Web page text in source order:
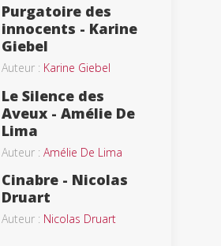
Purgatoire des
innocents - Karine
Giebel
Auteur : Karine Giebel
Le Silence des
Aveux - Amélie De
Lima
Auteur : Amélie De Lima
Cinabre - Nicolas
Druart
Auteur : Nicolas Druart